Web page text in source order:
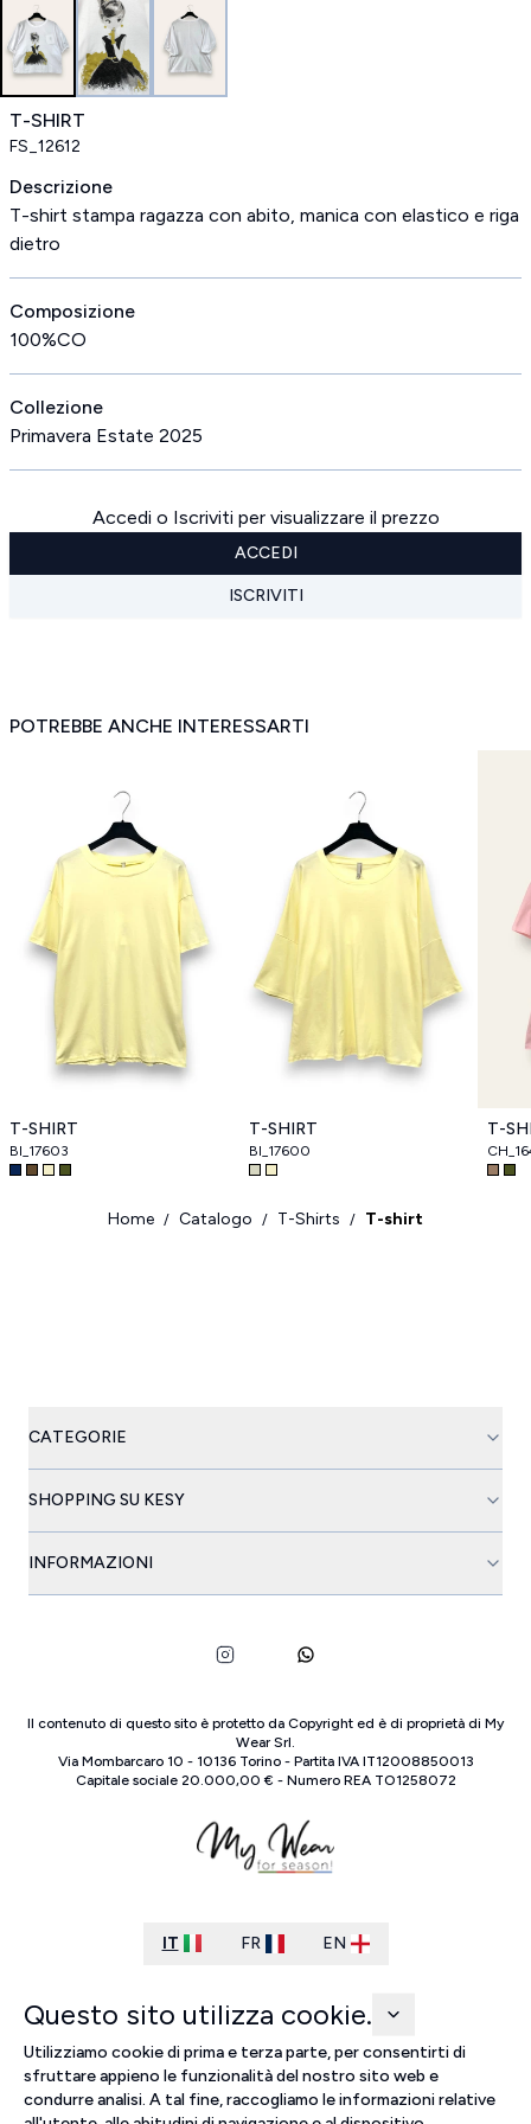
T-SHIRT
FS_12612
Descrizione
T-shirt stampa ragazza con abito, manica con elastico e riga
dietro
Composizione
100%CO
Collezione
Primavera Estate 2025
Accedi o Iscriviti per visualizzare il prezzo
ACCEDI
ISCRIVITI
POTREBBE ANCHE INTERESSARTI
T-SHIRT
BI_17603
T-SHIRT
BI_17600
T-
Home / Catalogo / T-Shirts / T-shirt
CATEGORIE
SHOPPING SU KESY
INFORMAZIONI
Il contenuto di questo sito è protetto da Copyright ed è di proprietà di My
Wear Srl.
Via Mombarcaro 10 - 10136 Torino- Partita IVA IT12008850013
Capitale sociale 20.000,00 € - Numero REA TO1258072
IT FR EN
Questo sito utilizza cookie.
Utilizziamo cookie di prima e terza parte, per consentirti di
sfruttare appieno le funzionalità del nostro sito web e
condurre analisi. A tal fine, raccogliamo le informazioni relative